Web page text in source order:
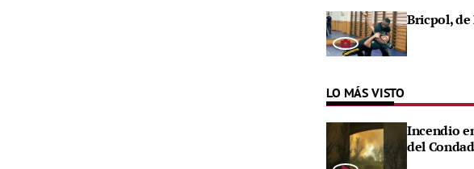
Bricpol,
LO MÁS VISTO
Incendio
del